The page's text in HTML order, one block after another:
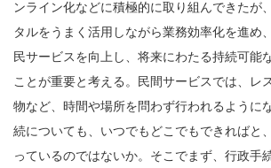
ンライン化などに積極的に取り組んできたが
タルをうまく活用しながら業務効率化を進め
民サービスを向上し、将来にわたる持続可能
ことが重要と考える。民間サービスでは、レ
物など、時間や場所を問わず行われるように
続についても、いつでもどこでもできればと
っているのではないか。そこでまず、行政手